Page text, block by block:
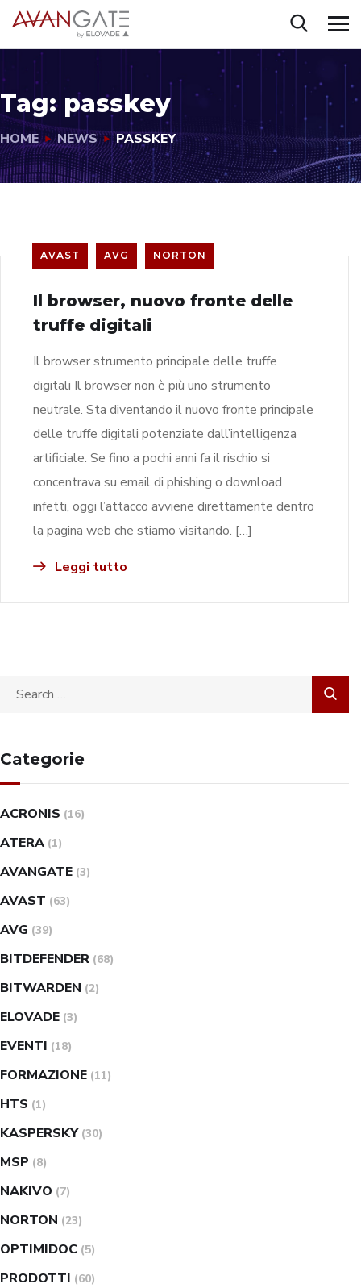
Tag: passkey
HOME NEWS PASSKEY
AVAST AVG NORTON
Il browser, nuovo fronte delle
truffe digitali
Il browser strumento principale delle truffe
digitali Il browser non è più uno strumento
neutrale. Sta diventando il nuovo fronte principale
delle truffe digitali potenziate dall’intelligenza
artificiale. Se fino a pochi anni fa il rischio si
concentrava su email di phishing o download
infetti, oggi l’attacco avviene direttamente dentro
la pagina web che stiamo visitando. […]
Leggi tutto
Categorie
ACRONIS (16)
ATERA (1)
AVANGATE (3)
AVAST (63)
AVG (39)
BITDEFENDER (68)
BITWARDEN (2)
ELOVADE (3)
EVENTI (18)
FORMAZIONE (11)
HTS (1)
KASPERSKY (30)
MSP (8)
NAKIVO (7)
NORTON (23)
OPTIMIDOC (5)
PRODOTTI (60)